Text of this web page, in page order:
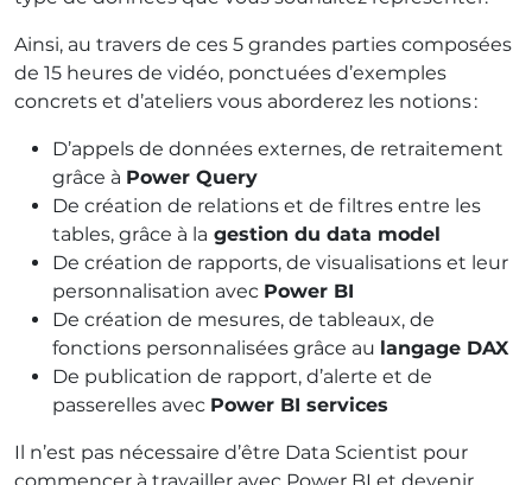
Ainsi, au travers de ces 5 grandes parties composées
de 15 heures de vidéo, ponctuées d’exemples
concrets et d’ateliers vous aborderez les notions :
D’appels de données externes, de retraitement
grâce à Power Query
De création de relations et de filtres entre les
tables, grâce à la gestion du data model
De création de rapports, de visualisations et leur
personnalisation avec Power BI
De création de mesures, de tableaux, de
fonctions personnalisées grâce au langage DAX
De publication de rapport, d’alerte et de
passerelles avec Power BI services
Il n’est pas nécessaire d’être Data Scientist pour